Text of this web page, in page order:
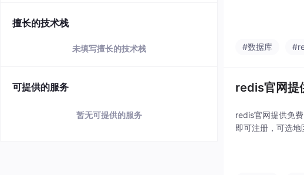
擅长的技术栈
未填写擅长的技术栈
可提供的服务
暂无可提供的服务
#数据库
redis官网提
redis官网提供免
即可注册，可选地